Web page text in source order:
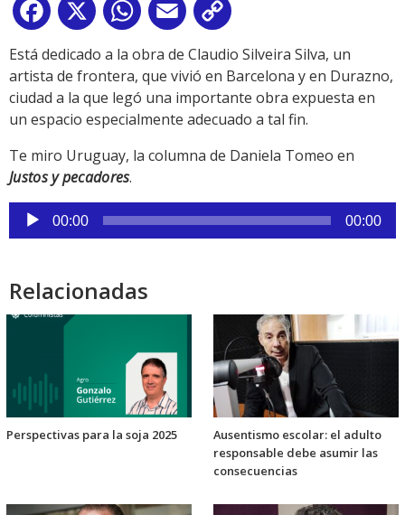
Facebook
X WhatsApp
Email
Link
Está dedicado a la obra de Claudio Silveira Silva, un
artista de frontera, que vivió en Barcelona y en Durazno,
ciudad a la que legó una importante obra expuesta en
un espacio especialmente adecuado a tal fin.
Te miro Uruguay, la columna de Daniela Tomeo en
Justos y pecadores.
Reproductor
de
00:00 00:00
Relacionadas
Perspectivas para la soja 2025
Ausentismo escolar: el adulto
responsable debe asumir las
consecuencias